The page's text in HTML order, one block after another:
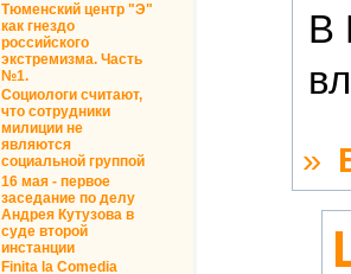
Тюменский центр "Э"
как гнездо
российского
экстремизма. Часть
№1.
Социологи считают,
что сотрудники
милиции не
являются
социальной группой
16 мая - первое
заседание по делу
Андрея Кутузова в
суде второй
инстанции
Finita la Comedia
В
»